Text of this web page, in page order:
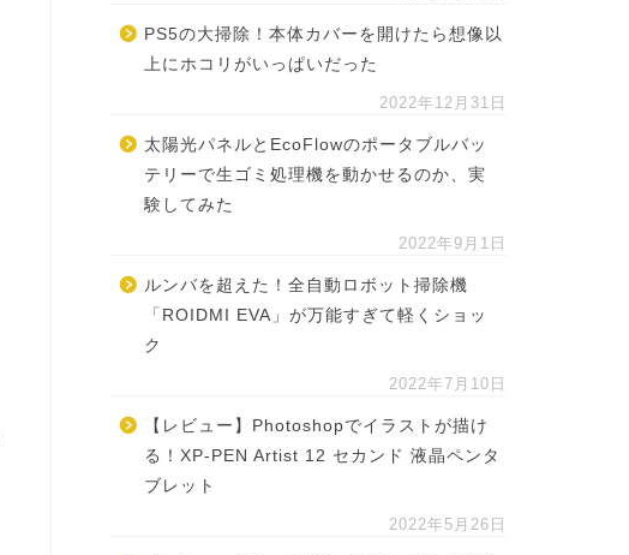
PS5の大掃除！本体カバーを開けたら想像以
上にホコリがいっぱいだった
2022年12月31日
太陽光パネルとEcoFlowのポータブルバッ
テリーで生ゴミ処理機を動かせるのか、実
験してみた
2022年9月1日
ルンバを超えた！全自動ロボット掃除機
「ROIDMI EVA」が万能すぎて軽くショッ
ク
2022年7月10日
【レビュー】Photoshopでイラストが描け
る！XP-PEN Artist 12 セカンド 液晶ペンタ
ブレット
2022年5月26日